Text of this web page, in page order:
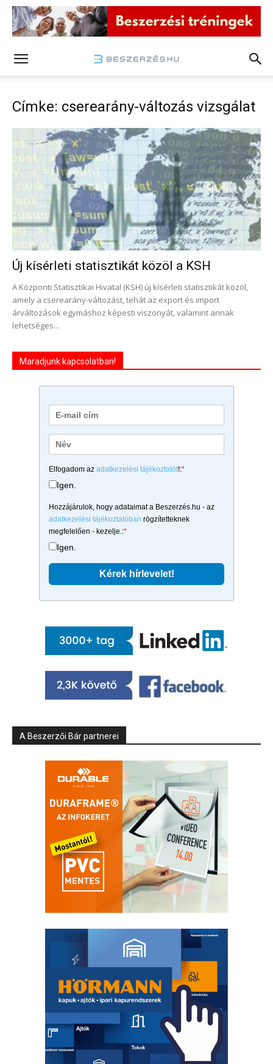
Címke: cserearány-változás vizsgálat
Új kísérleti statisztikát közöl a KSH
A Központi Statisztikai Hivatal (KSH) új kísérleti statisztikát közöl,
amely a cserearány-változást, tehát az export és import
árváltozások egymáshoz képesti viszonyát, valamint annak
lehetséges...
Maradjunk kapcsolatban!
Elfogadom az adatkezelési tájékoztatót!:*
Igen.
Hozzájárulok, hogy adataimat a Beszerzés.hu - az
adatkezelési tájékoztatóban rögzítetteknek
megfelelően - kezelje.:*
Igen.
A Beszerzői Bár partnerei